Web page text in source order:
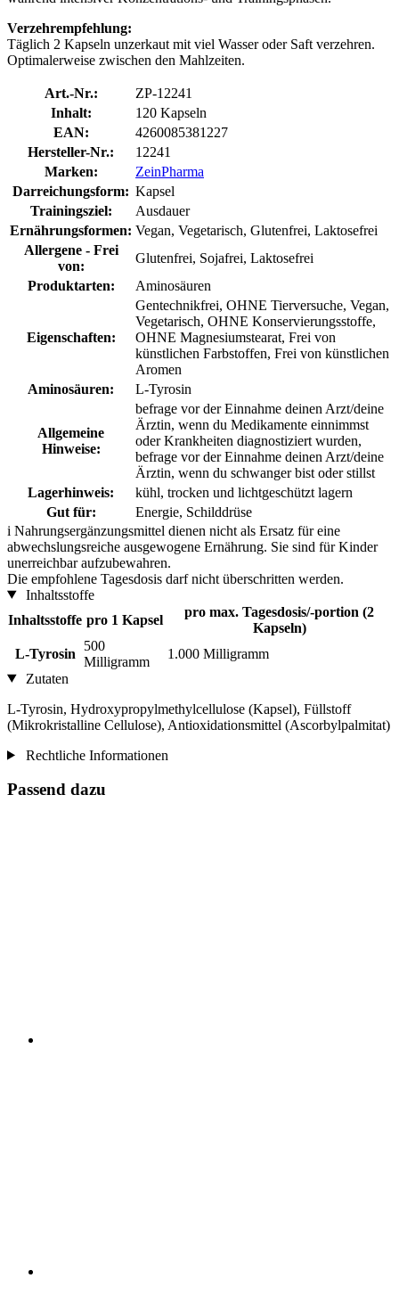
Verzehrempfehlung:
Täglich 2 Kapseln unzerkaut mit viel Wasser oder Saft verzehren.
Optimalerweise zwischen den Mahlzeiten.
Art.-Nr.:
ZP-12241
Inhalt:
120 Kapseln
EAN:
4260085381227
Hersteller-Nr.:
12241
Marken:
ZeinPharma
Darreichungsform: Kapsel
Trainingsziel:
Ausdauer
Ernährungsformen: Vegan, Vegetarisch, Glutenfrei, Laktosefrei
Allergene - Frei
von:
Glutenfrei, Sojafrei, Laktosefrei
Produktarten:
Aminosäuren
Eigenschaften:
Gentechnikfrei, OHNE Tierversuche, Vegan,
Vegetarisch, OHNE Konservierungsstoffe,
OHNE Magnesiumstearat, Frei von
künstlichen Farbstoffen, Frei von künstlichen
Aromen
Aminosäuren:
L-Tyrosin
Allgemeine
Hinweise:
befrage vor der Einnahme deinen Arzt/deine
Ärztin, wenn du Medikamente einnimmst
oder Krankheiten diagnostiziert wurden,
befrage vor der Einnahme deinen Arzt/deine
Ärztin, wenn du schwanger bist oder stillst
Lagerhinweis:
kühl, trocken und lichtgeschützt lagern
Gut für:
Energie, Schilddrüse
i Nahrungsergänzungsmittel dienen nicht als Ersatz für eine
abwechslungsreiche ausgewogene Ernährung. Sie sind für Kinder
unerreichbar aufzubewahren.
Die empfohlene Tagesdosis darf nicht überschritten werden.
Inhaltsstoffe
Inhaltsstoffe pro 1 Kapsel
pro max. Tagesdosis/-portion (2
Kapseln)
L-Tyrosin
500
Milligramm
1.000 Milligramm
Zutaten
L-Tyrosin, Hydroxypropylmethylcellulose (Kapsel), Füllstoff
(Mikrokristalline Cellulose), Antioxidationsmittel (Ascorbylpalmitat)
Rechtliche Informationen
Passend dazu